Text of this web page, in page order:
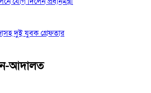
দুই যুবক গ্রেফতার
আদালত